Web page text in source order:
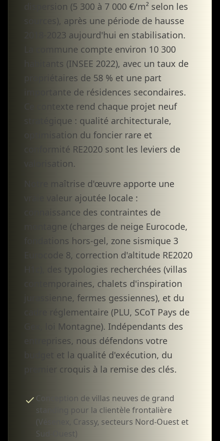
dispersion (5 300 à 7 000 €/m² selon les
sources), après une période de hausse
2018-2023 aujourd'hui en stabilisation.
La commune compte environ 10 300
habitants (INSEE 2022), avec un taux de
propriétaires de 58 % et une part
importante de résidences secondaires.
Ce contexte rend chaque projet neuf
stratégique : qualité architecturale,
optimisation du foncier rare et
conformité RE2020 sont les leviers de
valorisation.
Notre maîtrise d'œuvre apporte une
vraie valeur ajoutée locale :
connaissance des contraintes de
montagne (charges de neige Eurocode,
fondations hors-gel, zone sismique 3
Eurocode 8, correction d'altitude RE2020
H1c), des typologies recherchées (villas
contemporaines, chalets d'inspiration
jurassienne, fermes gessiennes), et du
cadre réglementaire (PLU, SCoT Pays de
Gex, loi Montagne). Indépendants des
entreprises, nous défendons votre
budget et la qualité d'exécution, du
premier croquis à la remise des clés.
Conception de villas neuves de grand
standing pour la clientèle frontalière
(Vésenex, Crassy, secteurs Nord-Ouest et
Sud-Ouest)